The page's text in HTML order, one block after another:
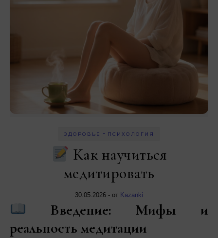
ЗДОРОВЬЕ - ПСИХОЛОГИЯ
Как научиться
медитировать
30.05.2026 - от Kazanki
Введение: Мифы и
реальность медитации